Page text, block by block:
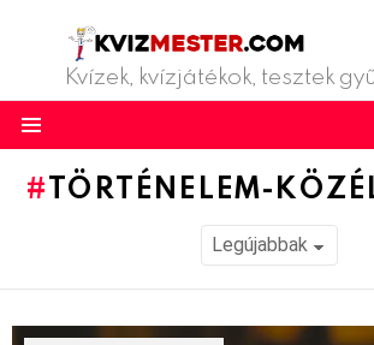
Kvízek, kvízjátékok, tesztek
TÖRTÉNELEM-